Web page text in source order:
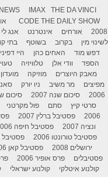
IMAX
THE DA VINCI
CODE THE DAILY SHOW
2008
אורחים אינטרנט אנג לי
לשינוי מין
בקרוב בשוטף בתי
דפש מוד
האחים כהן היי
הספד
וודי אלן טלוויזיה
מאבק היוצרים
מוזיקה
מפיצים
מר משיב ניו יורק
2006
סיכום שנה 2007 סיכום שנה
סרטי קיץ
סתם פול מקרטני
2006
פסטיבל ברלין 2007
ונציה 2007
פסטיבל חיפה 2006
פסטיבל טורונטו 2006
פסטיבל
ירושלים 2008
פסטיבל קאן 2006
פסטיבלים
פרס אופיר 2006
קולנוע איטלקי
קולנוע ישראלי